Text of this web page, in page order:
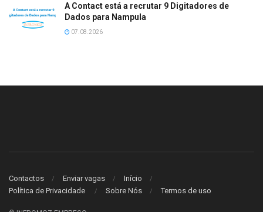
A Contact está a recrutar 9 Digitadores de
Dados para Nampula
07.08.2026
Contactos Enviar vagas
Início
Política de Privacidade
Sobre Nós Termos de uso